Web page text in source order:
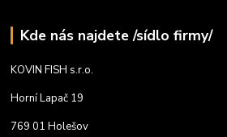
Kde nás najdete /sídlo firmy/
KOVIN FISH s.r.o.
Horní Lapač 19
769 01 Holešov